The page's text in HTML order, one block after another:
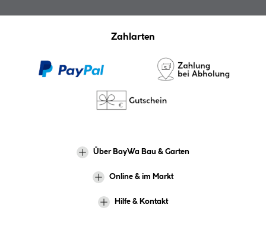
Zahlarten
Über BayWa Bau & Garten
Online & im Markt
Hilfe & Kontakt